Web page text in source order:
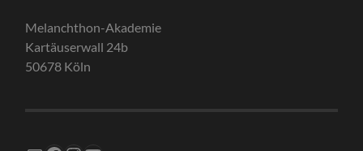
Melanchthon-Akademie
Kartäuserwall 24b
50678 Köln